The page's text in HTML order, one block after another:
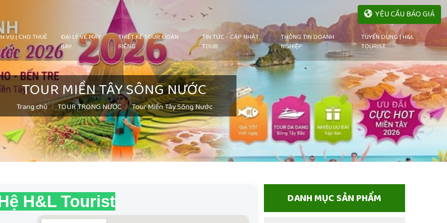
YÊU CẦU BÁO GIÁ
VỤ | CHO THUÊ
ĐẠI LÝ VÉ MÁY
BAY
THIẾT KẾ TOUR ĐOÀN
RIÊNG
TIN TỨC - CẬP NHẬT
TOUR
THÔNG TIN DOANH
NGHIỆP
TUYỂN DỤNG | H&L
TOURIST
TOUR MIỀN TÂY SÔNG NƯỚC
Trang chủ TOUR TRONG NƯỚC Tour Miền Tây Sông Nước
H&L Tourist DANH MỤC SẢN PHẨM